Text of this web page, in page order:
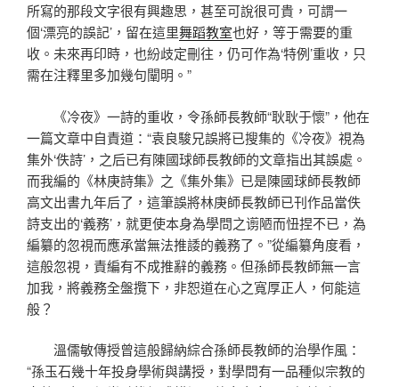
所寫的那段文字很有興趣思，甚至可說很可貴，可謂一
個‘漂亮的誤記’，留在這里舞蹈教室也好，等于需要的重
收。未來再印時，也紛歧定刪往，仍可作為‘特例’重收，只
需在注釋里多加幾句闡明。”
《冷夜》一詩的重收，令孫師長教師“耿耿于懷”，他在
一篇文章中自責道：“袁良駿兄誤將已搜集的《冷夜》視為
集外‘佚詩’，之后已有陳國球師長教師的文章指出其誤處。
而我編的《林庚詩集》之《集外集》已是陳國球師長教師
高文出書九年后了，這筆誤將林庚師長教師已刊作品當佚
詩支出的‘義務’，就更使本身為學問之谫陋而忸捏不已，為
編纂的忽視而應承當無法推諉的義務了。”從編纂角度看，
這般忽視，責編有不成推辭的義務。但孫師長教師無一言
加我，將義務全盤攬下，非恕道在心之寬厚正人，何能這
般？
溫儒敏傳授曾這般歸納綜合孫師長教師的治學作風：
“孫玉石幾十年投身學術與講授，對學問有一品種似宗教的